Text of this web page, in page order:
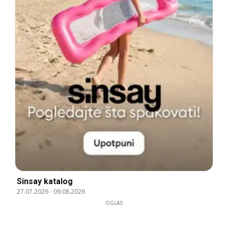
Sinsay katalog
27.07.2026- 09.08.2026
OGLAS